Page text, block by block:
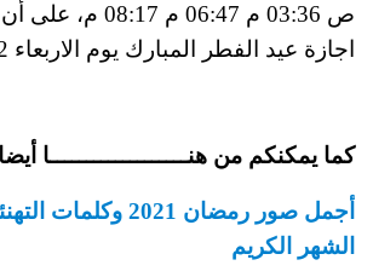
ص 03:36 م 06:47 م
اجازة عيد الفطر المبارك يوم الاربعاء 12 مايو 2021
كما يمكنكم من هنـــــــــــــــــــا
أجمل صور رمضان 2021
الشهر الكريم